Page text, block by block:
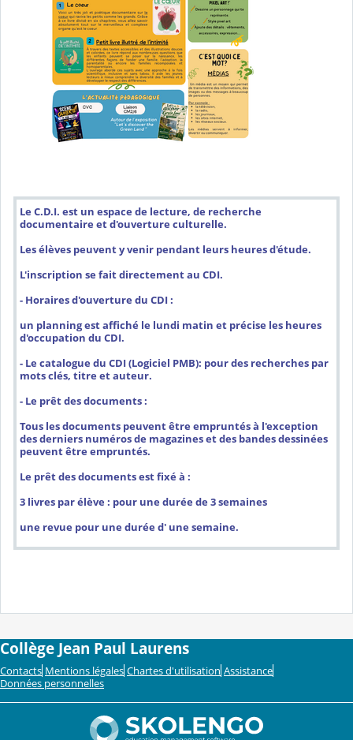
Le C.D.I. est un espace de lecture, de recherche
documentaire et d'ouverture culturelle.
Les élèves peuvent y venir pendant leurs heures d'étude.
L'inscription se fait directement au CDI.
- Horaires d'ouverture du CDI :
un planning est affiché le lundi matin et précise les heures
d'occupation du CDI.
- Le catalogue du CDI (Logiciel PMB): pour des recherches par
mots clés, titre et auteur.
- Le prêt des documents :
Tous les documents peuvent être empruntés à l'exception
des derniers numéros de magazines et des bandes dessinées
peuvent être empruntés.
Le prêt des documents est fixé à :
3 livres par élève : pour une durée de 3 semaines
une revue pour une durée d' une semaine.
Collège Jean Paul Laurens
Contacts Mentions légales Chartes d'utilisation Assistance
Données personnelles